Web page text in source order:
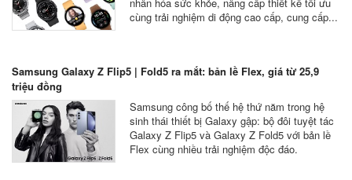
cùng trải nghiệm di động cao cấp, cung cấp...
Samsung Galaxy Z Flip5 | Fold5 ra mắt: bản lề Flex, giá từ 25,9
triệu đồng
Samsung công bố thế hệ thứ năm trong hệ
sinh thái thiết bị Galaxy gập: bộ đôi tuyệt tác
Galaxy Z Flip5 và Galaxy Z Fold5 với bản lề
Flex cùng nhiều trải nghiệm độc đáo.